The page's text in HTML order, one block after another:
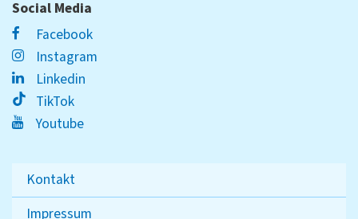
Social Media
Facebook
Instagram
Linkedin
TikTok
Youtube
Kontakt
Impressum